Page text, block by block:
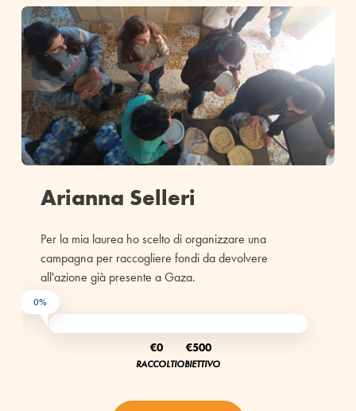
Arianna Selleri
Per la mia laurea ho scelto di organizzare una
campagna per raccogliere fondi da devolvere
all'azione già presente a Gaza.
0%
€0
RACCOLTI
€500
OBIETTIVO